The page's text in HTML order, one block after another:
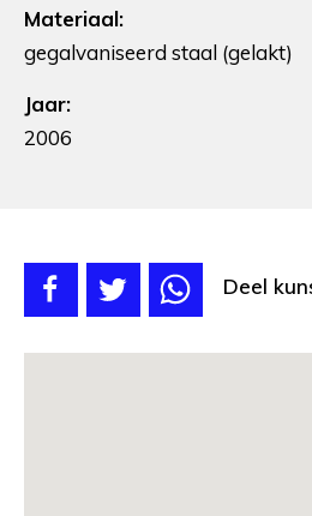
Materiaal:
gegalvaniseerd staal (gelakt)
Jaar:
2006
Deel